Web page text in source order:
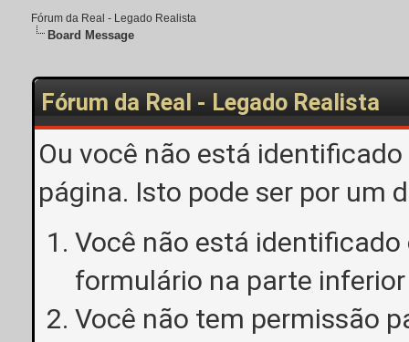
Fórum da Real - Legado Realista
Board Message
Fórum da Real - Legado Realista
Ou você não está
página. Isto pode ser por um
Você não está
formulário na parte
Você não tem permissão